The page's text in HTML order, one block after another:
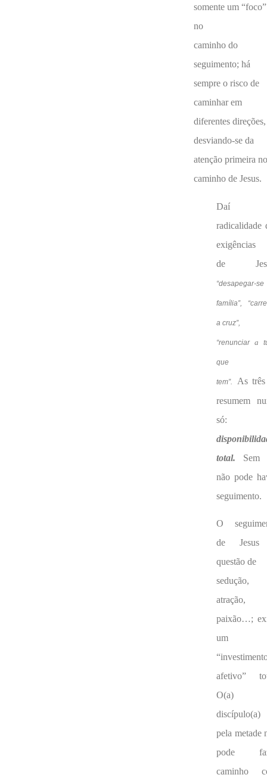
somente um “foco”
no
caminho do
seguimento; há
sempre o risco de
caminhar em
diferentes direções,
desviando-se da
atenção primeira
caminho de Jesus.
Daí
radicalidade
exigências
de
“desapegar-
família”,
a cruz”,
“renunciara
que
tem”.
As
resumem
só:
total. Sem
não pode
seguimento.
O
de
questão de
sedução,
atração,
paixão…;
um
afetivo”
O(a)
discípulo(a)
pela metade
pode
caminho